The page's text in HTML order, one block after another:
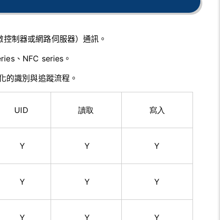
制器或網路伺服器）通訊。
、NFC series。
的識別與追蹤流程。
UID 讀取 寫入
Y Y Y
Y Y Y
Y Y Y